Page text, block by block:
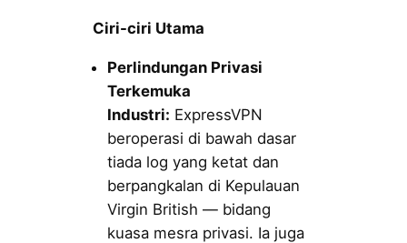
Ciri-ciri Utama
Perlindungan Privasi
Terkemuka
Industri: ExpressVPN
beroperasi di bawah dasar
tiada log yang ketat dan
berpangkalan di Kepulauan
Virgin British — bidang
kuasa mesra privasi. Ia juga